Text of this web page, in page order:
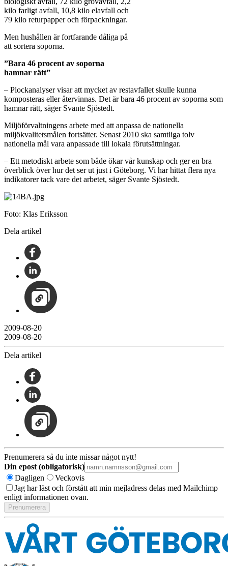
kilo farligt avfall, 10,8 kilo elavfall och
79 kilo returpapper och förpackningar.
Men hushållen är fortfarande dåliga på
att sortera soporna.
”Bara 46 procent av soporna
hamnar rätt”
– Plockanalyser visar att mycket av restavfallet skulle kunna
komposteras eller återvinnas. Det är bara 46 procent av soporna som
hamnar rätt, säger Svante Sjöstedt.
Miljöförvaltningens arbete med att anpassa de nationella
miljökvalitetsmålen fortsätter. Senast 2010 ska samtliga tolv
nationella mål vara anpassade till lokala förutsättningar.
– Ett metodiskt arbete som både ökar vår kunskap och ger en bra
överblick över hur det ser ut just i Göteborg. Vi har hittat flera nya
indikatorer tack vare det arbetet, säger Svante Sjöstedt.
Foto: Klas Eriksson
Dela artikel
2009-08-20
2009-08-20
Dela artikel
Prenumerera så du inte missar något nytt!
Din epost (obligatorisk)
Dagligen
Veckovis
Jag har läst och förstått att min mejladress delas med Mailchimp
enligt informationen ovan.